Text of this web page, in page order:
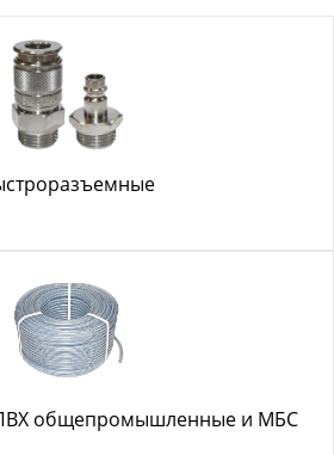
общепромышленные и МБС